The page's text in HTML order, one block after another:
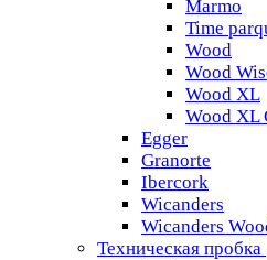
Marmo
Time
Wood
Wood
Wood XL
Wood XL
Egger
Granorte
Ibercork
Wicanders
Wicanders
Техническая пробка